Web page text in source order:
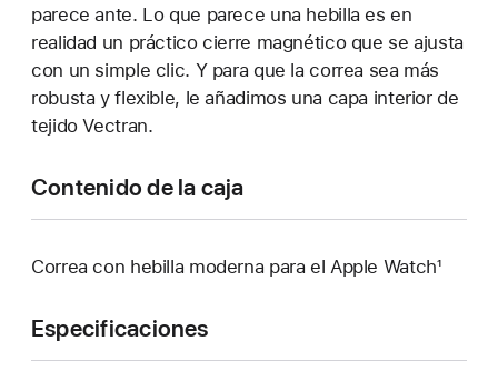
parece ante. Lo que parece una hebilla es en
realidad un práctico cierre magnético que se ajusta
con un simple clic. Y para que la correa sea más
robusta y flexible, le añadimos una capa interior de
tejido Vectran.
Contenido de la caja
Correa con hebilla moderna para el Apple Watch¹
Especificaciones